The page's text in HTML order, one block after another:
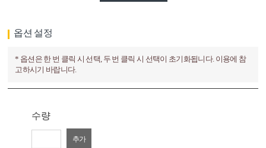
옵션 설정
* 옵션은 한 번 클릭 시 선택, 두 번 클릭 시 선택이 초기화됩니다. 이용에 참
고하시기 바랍니다.
수량